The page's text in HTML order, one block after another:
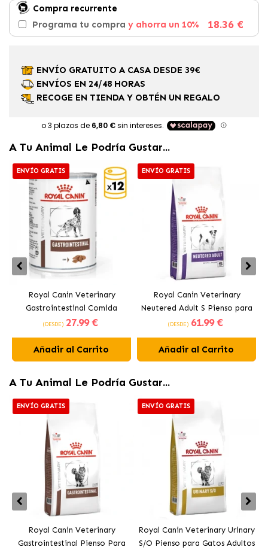
Compra recurrente
Programa tu compra y ahorra un 10% 18.36 €
ENVÍO GRATUITO A CASA DESDE 39€
ENVÍOS EN 24/48 HORAS
RECOGE EN TIENDA Y OBTÉN UN REGALO
A Tu Animal Le Podría Gustar...
ENVÍO GRATIS
Royal Canin Veterinary
Gastrointestinal Comida
Húmeda para Perros en Paté
(DESDE) 27.99 €
Añadir al Carrito
ENVÍO GRATIS
Royal Canin Veterinary
Neutered Adult S Pienso para
Perros Pequeños Esterilizados
(DESDE) 61.99 €
Añadir al Carrito
A Tu Animal Le Podría Gustar...
ENVÍO GRATIS
Royal Canin Veterinary
Gastrointestinal Pienso Para
ENVÍO GRATIS
Royal Canin Veterinary Urinary
S/O Pienso para Gatos Adultos